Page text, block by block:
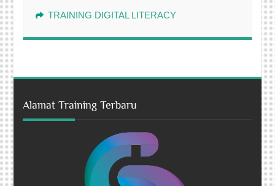
TRAINING DIGITAL LITERACY
Alamat Training Terbaru